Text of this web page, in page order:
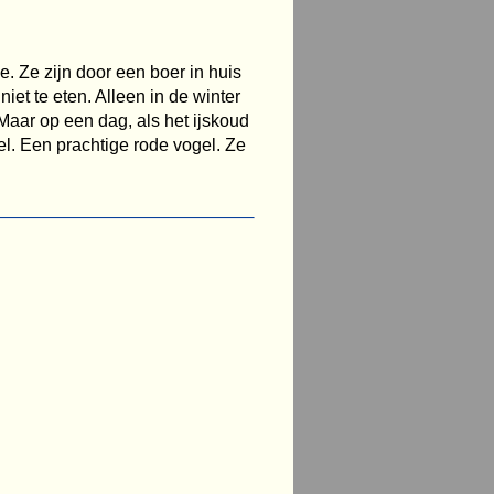
Ze zijn door een boer in huis
te eten. Alleen in de winter
op een dag, als het ijskoud
Een prachtige rode vogel. Ze